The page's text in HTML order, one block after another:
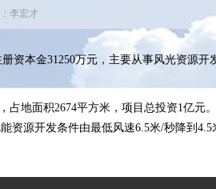
李宏才
本金31250万元，主要从事风光资源开
地面积2674平方米，项目总投资1亿元
资源开发条件由最低风速6.5米/秒降到